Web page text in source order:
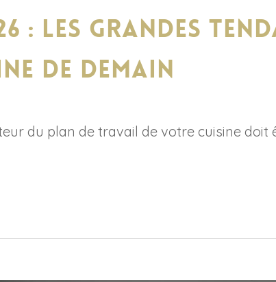
: les grandes
de demain
du plan de travail de votre cuisine doit